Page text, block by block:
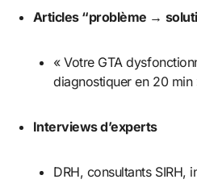
Articles “problème →
« Votre GTA
diagnostiquer en 20 min
Interviews d’experts
DRH, consultants SIRH,